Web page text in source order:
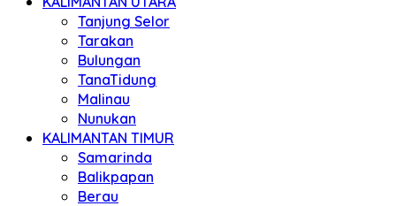
Tanjung Selor
Tarakan
Bulungan
TanaTidung
Malinau
Nunukan
KALIMANTAN TIMUR
Samarinda
Balikpapan
Berau